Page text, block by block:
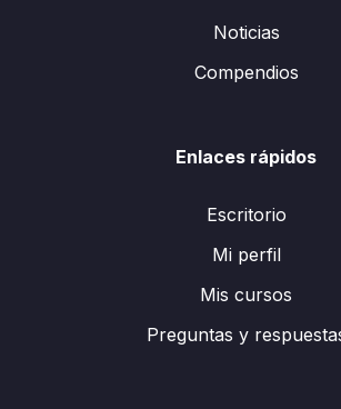
Noticias
Compendios
Enlaces rápidos
Escritorio
Mi perfil
Mis cursos
Preguntas y